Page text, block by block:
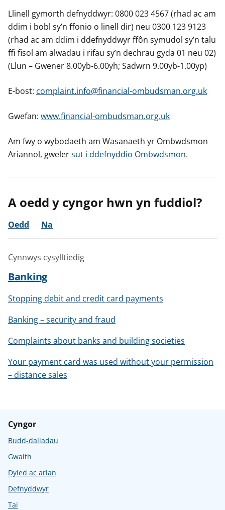
Llinell gymorth defnyddwyr: 0800 023 4567 (rhad ac am
ddim i bobl sy’n ffonio o linell dir) neu 0300 123 9123
(rhad ac am ddim i ddefnyddwyr ffôn symudol sy’n talu
ffi fisol am alwadau i rifau sy’n dechrau gyda 01 neu 02)
(Llun – Gwener 8.00yb-6.00yh; Sadwrn 9.00yb-1.00yp)
E-bost: complaint.info@financial-ombudsman.org.uk
Gwefan: www.financial-ombudsman.org.uk
Am fwy o wybodaeth am Wasanaeth yr Ombwdsmon
Ariannol, gwelersut i ddefnyddio Ombwdsmon.
A oedd y cyngor hwn yn fuddiol?
Oedd Na
Cynnwys cysylltiedig
Banking
Stopping debit and credit card payments
Banking – security and fraud
Complaints about banks and building societies
Your payment card was used without your permission
– distance sales
Cyngor
Budd-daliadau
Gwaith
Dyled ac arian
Defnyddwyr
Tai